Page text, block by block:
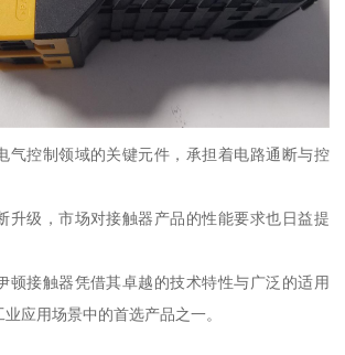
气控制领域的关键元件，承担着电路通断与控
升级，市场对接触器产品的性能要求也日益提
顿接触器凭借其卓越的技术特性与广泛的适用
应用场景中的首选产品之一。